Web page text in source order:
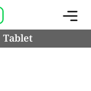
Tablet